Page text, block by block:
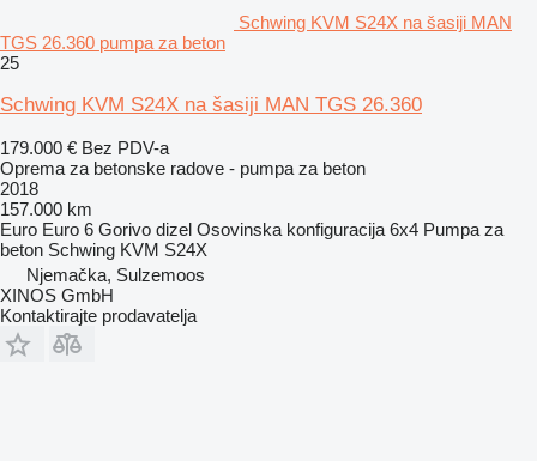
Schwing KVM S24X na šasiji MAN
TGS 26.360 pumpa za beton
25
Schwing KVM S24X na šasiji MAN TGS 26.360
179.000 € Bez PDV-a
Oprema za betonske radove - pumpa za beton
2018
157.000 km
Euro Euro 6 Gorivo dizel Osovinska konfiguracija 6x4 Pumpa za
beton Schwing KVM S24X
Njemačka, Sulzemoos
XINOS GmbH
Kontaktirajte prodavatelja